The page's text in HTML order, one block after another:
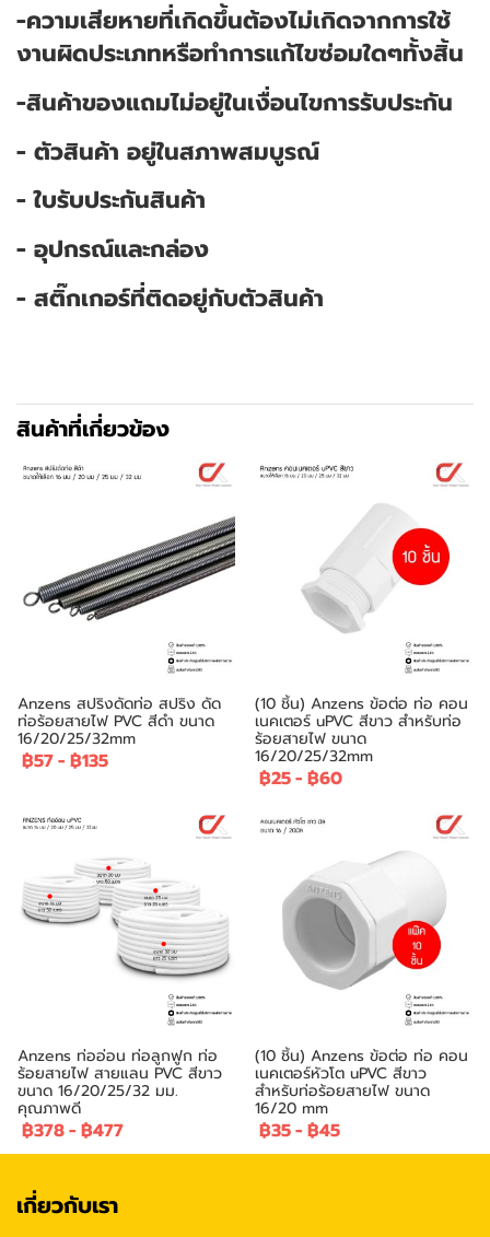
-ความเสียหายที่เกิดขึ้นต้องไม่เกิดจากการใช้
งานผิดประเภทหรือทำการแก้ไขซ่อมใดๆทั้งสิ้น
-สินค้าของแถมไม่อยู่ในเงื่อนไขการรับประกัน
- ตัวสินค้า อยู่ในสภาพสมบูรณ์
- ใบรับประกันสินค้า
- อุปกรณ์และกล่อง
- สติ๊กเกอร์ที่ติดอยู่กับตัวสินค้า
สินค้าที่เกี่ยวข้อง
Anzens สปริงดัดท่อ สปริง ดัด
ท่อร้อยสายไฟ PVC สีดำ ขนาด
16/20/25/32mm
฿57- ฿135
(10 ชิ้น) Anzens ข้อต่อ ท่อ คอน
เนคเตอร์ uPVC สีขาว สำหรับท่อ
ร้อยสายไฟ ขนาด
16/20/25/32mm
฿25- ฿60
Anzens ท่ออ่อน ท่อลูกฟูก ท่อ
ร้อยสายไฟ สายแลน PVC สีขาว
ขนาด 16/20/25/32 มม.
คุณภาพดี
฿378- ฿477
(10 ชิ้น) Anzens ข้อต่อ ท่อ คอน
เนคเตอร์หัวโต uPVC สีขาว
สำหรับท่อร้อยสายไฟ ขนาด
16/20 mm
฿35- ฿45
เกี่ยวกับเรา